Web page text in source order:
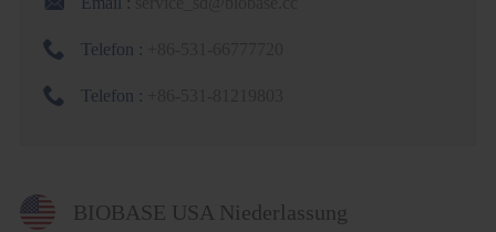
 Telefon :
 Telefon :
BIOBASE USA Niederlassung